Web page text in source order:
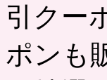
引クー
ポンも